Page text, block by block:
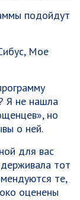
подойдут
Мое
Я не нашла
но
о ней.
для вас
тот
те,
оценены